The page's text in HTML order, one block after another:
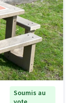
Soumis au